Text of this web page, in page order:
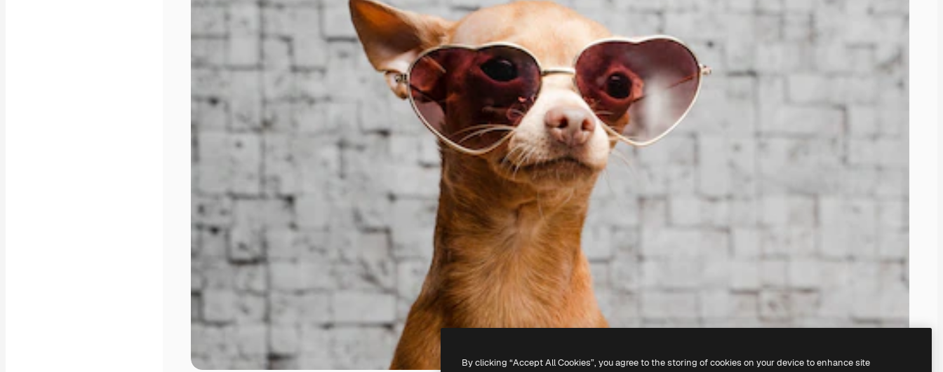
By clicking “Accept All Cookies”, you agree to the storing of cookies on your device to enhance site